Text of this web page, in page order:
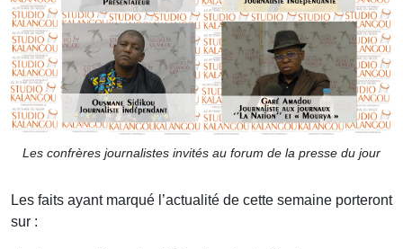
Les confrères journalistes invités au forum de la presse du jour
Les faits ayant marqué l’actualité de cette semaine porteront
sur :